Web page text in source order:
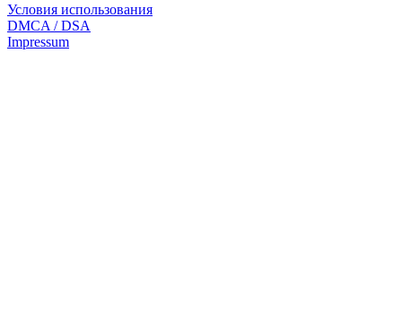
Условия использования
DMCA / DSA
Impressum